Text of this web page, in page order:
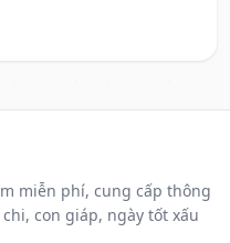
miễn phí, cung cấp thông
con giáp, ngày tốt xấu